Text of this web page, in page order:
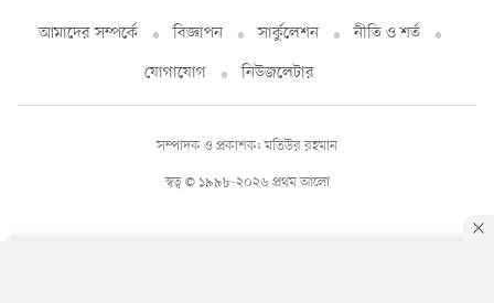
আমাদের সম্পর্কে বিজ্ঞাপন সার্কুলেশন
নীতি ও শর্ত
যোগাযোগ
নিউজলেটার
স্বত্ব © ১৯৯৮-২০২৬ প্রথম আলো
সম্পাদক ও প্রকাশক: মতিউর রহমান